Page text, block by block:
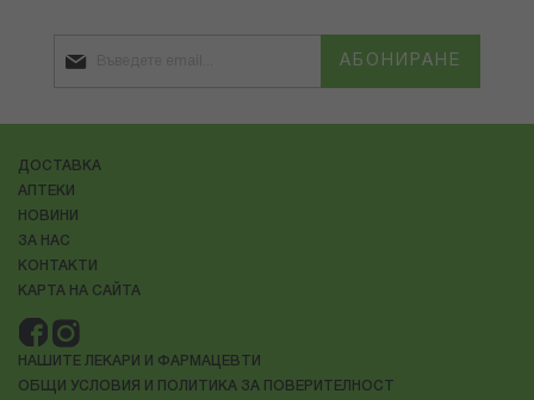
АБОНИРАНЕ
ДОСТАВКА
АПТЕКИ
НОВИНИ
ЗА НАС
КОНТАКТИ
КАРТА НА САЙТА
НАШИТЕ ЛЕКАРИ И ФАРМАЦЕВТИ
ОБЩИ УСЛОВИЯ И ПОЛИТИКА ЗА ПОВЕРИТЕЛНОСТ